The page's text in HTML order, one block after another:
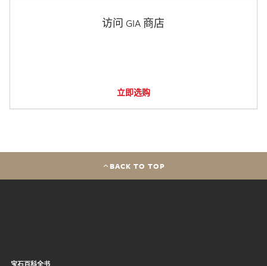
访问 GIA 商店
立即选购
BACK TO TOP
宝石百科全书